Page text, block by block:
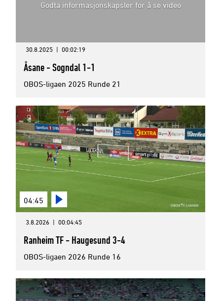
Godta informasjonskapsler for å se video
30.8.2025 | 00:02:19
Åsane - Sogndal 1-1
OBOS-ligaen 2025 Runde 21
04:45
3.8.2026 | 00:04:45
Ranheim TF - Haugesund 3-4
OBOS-ligaen 2026 Runde 16